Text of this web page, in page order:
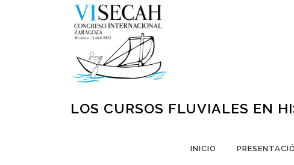
LOS CURSOS FLUVIALES EN
INICIO